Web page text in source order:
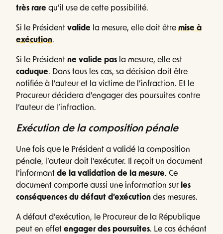
très rare qu’il use de cette possibilité.
Si le Président valide la mesure, elle doit être mise à
exécution.
Si le Président ne valide pas la mesure, elle est
caduque. Dans tous les cas, sa décision doit être
notifiée à l’auteur et la victime de l’infraction. Et le
Procureur décidera d’engager des poursuites contre
l’auteur de l’infraction.
Exécution de la composition pénale
Une fois que le Président a validé la composition
pénale, l’auteur doit l’exécuter. Il reçoit un document
l’informant de la validation de la mesure. Ce
document comporte aussi une information sur les
conséquences du défaut d’exécution des mesures.
A défaut d’exécution, le Procureur de la République
peut en effet engager des poursuites. Le cas échéant